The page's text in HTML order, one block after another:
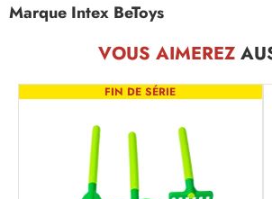
Marque Intex BeToys
VOUS AIMEREZ
FIN DE SÉRIE